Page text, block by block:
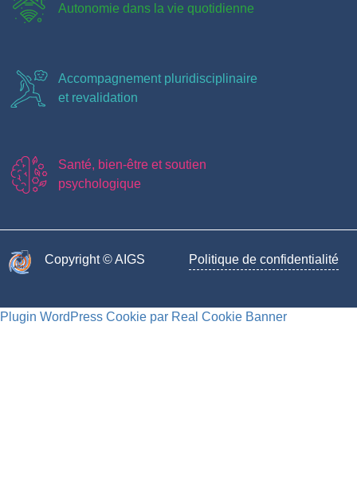
Autonomie dans la vie quotidienne
Accompagnement pluridisciplinaire
et revalidation
Santé, bien-être et soutien
psychologique
Copyright © AIGS​ Politique de confidentialité
Plugin WordPress Cookie par Real Cookie Banner